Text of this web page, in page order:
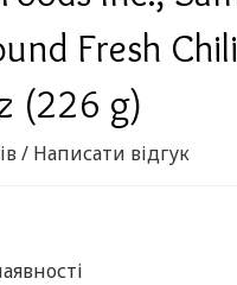
Fresh Chili
(226 g)
/ Написати відгук